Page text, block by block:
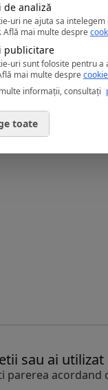
sau ai
parerea acordand
de analiză
uri ne ajuta sa
Află mai multe despre
publicitare
uri sunt folosite pentru
mai multe despre
informații, consultați
toate